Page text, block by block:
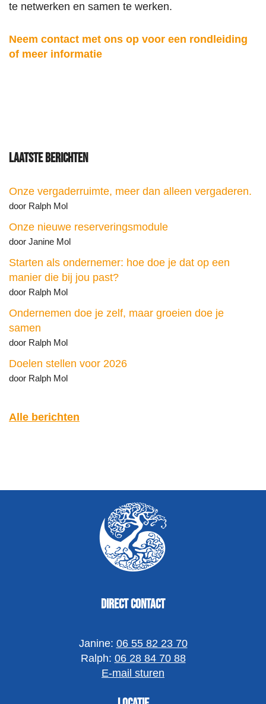
te netwerken en samen te werken.
Neem contact met ons op voor een rondleiding
of meer informatie
Laatste berichten
Onze vergaderruimte, meer dan alleen vergaderen.
door Ralph Mol
Onze nieuwe reserveringsmodule
door Janine Mol
Starten als ondernemer: hoe doe je dat op een
manier die bij jou past?
door Ralph Mol
Ondernemen doe je zelf, maar groeien doe je
samen
door Ralph Mol
Doelen stellen voor 2026
door Ralph Mol
Alle berichten
Direct contact
Janine: 06 55 82 23 70
Ralph: 06 28 84 70 88
E-mail sturen